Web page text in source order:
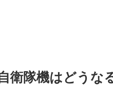
衛隊機はどうな